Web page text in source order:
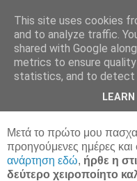
Πασχαλινό
Μετά το πρώτο μου
προηγούμενες ημέρες
ανάρτηση εδώ, ήρθε η
δεύτερο χειροποίητο
This site uses cookies
and to analyze traffic.
shared with Google
metrics to ensure
statistics, and to detect